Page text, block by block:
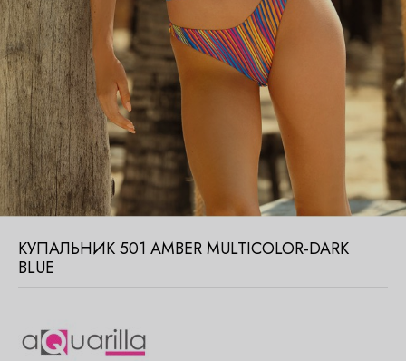
КУПАЛЬНИК 501 AMBER MULTICOLOR-DARK
BLUE